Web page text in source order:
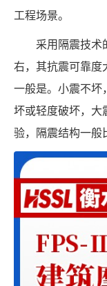
工程场景。
采用隔震技术
右，其抗震可靠度
一般是。小震不坏
坏或轻度破坏，大
验，隔震结构一般